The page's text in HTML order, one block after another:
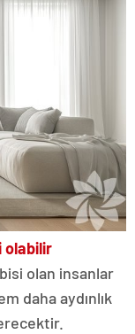
olabilir
olan insanlar
daha aydınlık